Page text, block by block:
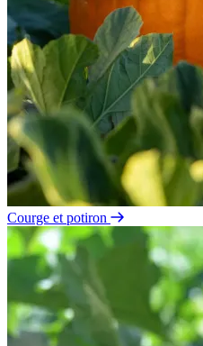
Courge et potiron